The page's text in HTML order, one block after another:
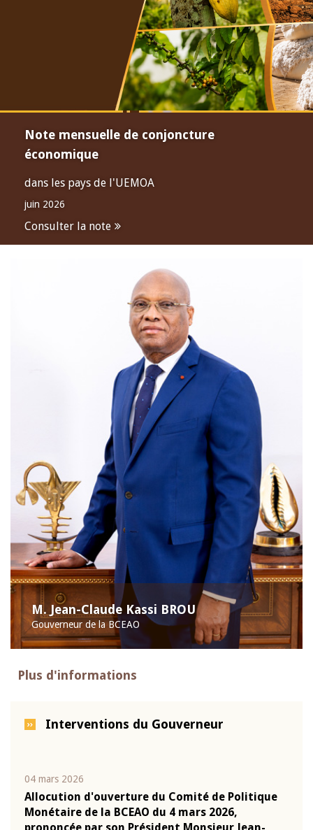
Note mensuelle de conjoncture
économique
dans les pays de l'UEMOA
juin 2026
Consulter la note
M. Jean-Claude Kassi BROU
Gouverneur de la BCEAO
Plus d'informations
Interventions du Gouverneur
04 mars 2026
Allocution d'ouverture du Comité de Politique
Monétaire de la BCEAO du 4 mars 2026,